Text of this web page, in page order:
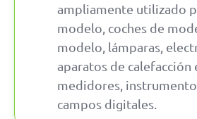
ampliamente utilizado
modelo, coches de
modelo, lámparas,
aparatos de calefacción
medidores,
campos digitales.